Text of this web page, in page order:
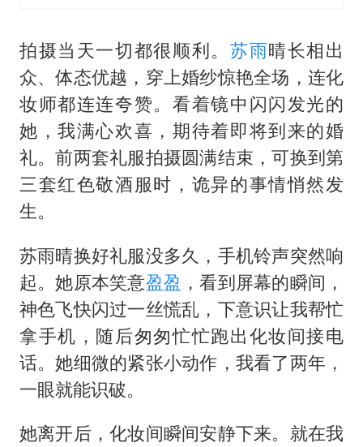
拍摄当天一切都很顺利。 苏雨晴长相出
众、体态优越，穿上婚纱惊艳全场，连化
妆师都连连夸赞。看着镜中闪闪发光的
她，我满心欢喜，期待着即将到来的婚
礼。前两套礼服拍摄圆满结束，可换到第
三套红色敬酒服时，诡异的事情悄然发
生。
苏雨晴换好礼服没多久，手机铃声突然响
起。她原本笑意盈盈 ，看到屏幕的瞬间，
神色飞快闪过一丝慌乱，下意识让我帮忙
拿手机，随后匆匆忙忙跑出化妆间接电
话。她细微的紧张小动作，我看了两年，
一眼就能识破。
她离开后，化妆间瞬间安静下来。就在我